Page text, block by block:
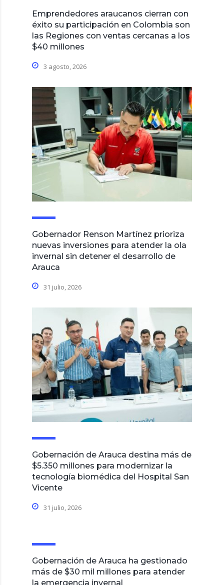
Emprendedores araucanos cierran con
éxito su participación en Colombia son
las Regiones con ventas cercanas a los
$40 millones
3 agosto, 2026
Gobernador Renson Martínez prioriza
nuevas inversiones para atender la ola
invernal sin detener el desarrollo de
Arauca
31 julio, 2026
Gobernación de Arauca destina más de
$5.350 millones para modernizar la
tecnología biomédica del Hospital San
Vicente
31 julio, 2026
Gobernación de Arauca ha gestionado
más de $30 mil millones para atender
la emergencia invernal